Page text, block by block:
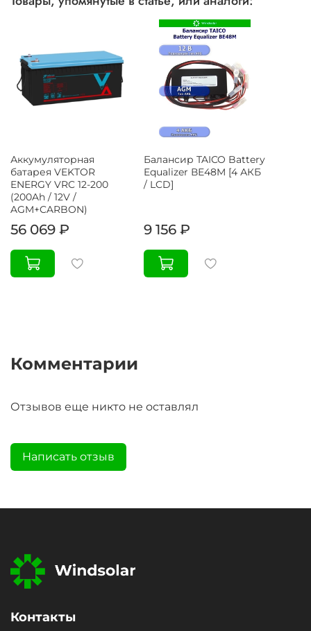
Аккумуляторная
батарея VEKTOR
ENERGY VRC 12-200
(200Ah / 12V /
AGM+CARBON)
56 069 ₽
Балансир TAICO Battery
Equalizer ВЕ48M [4 АКБ
/ LCD]
9 156 ₽
Комментарии
Отзывов еще никто не оставлял
Написать отзыв
Контакты